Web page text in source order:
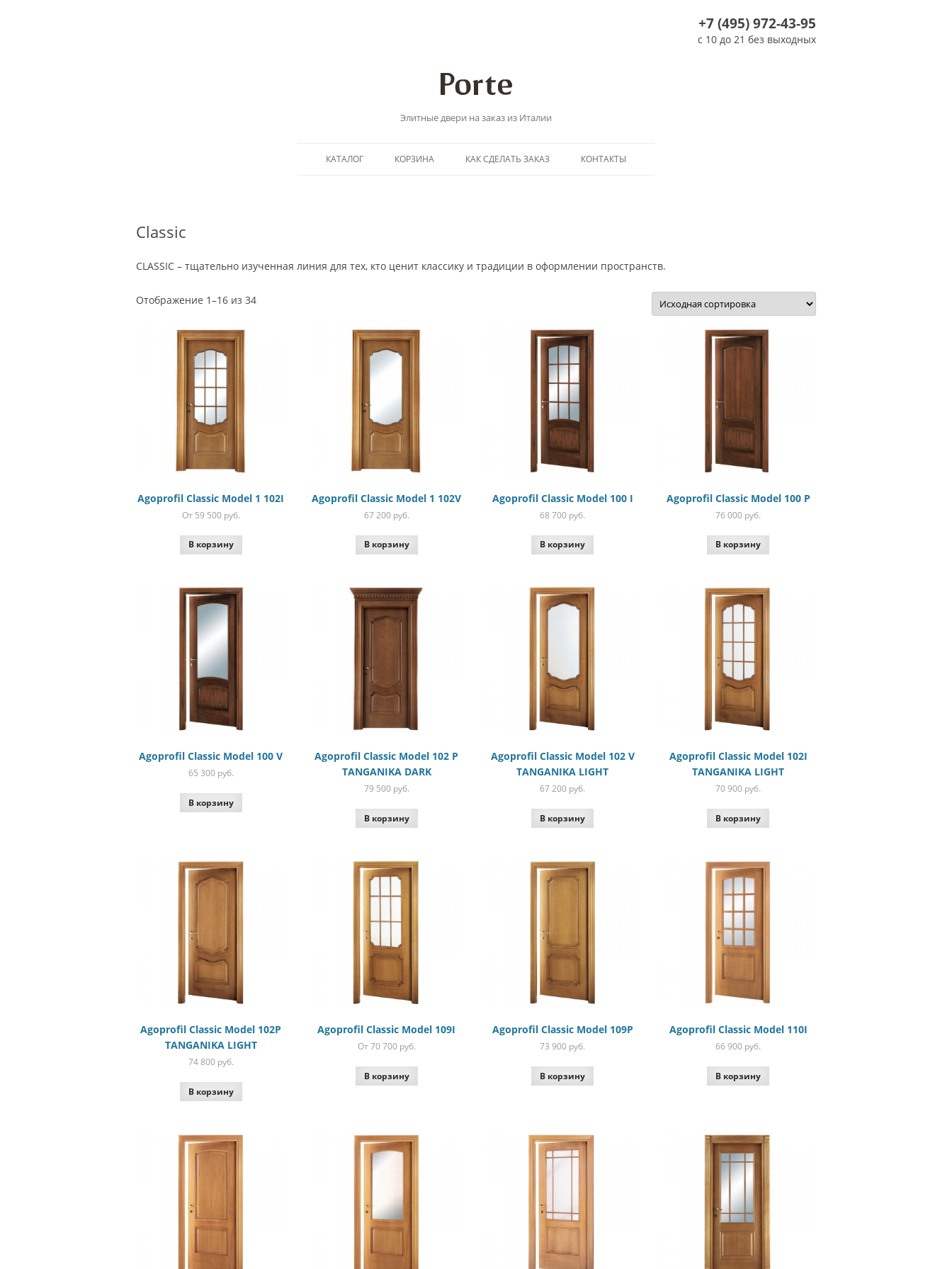
+7 (495) 972-43-95
с 10 до 21 без выходных
Элитные двери на заказ из Италии
к
КАТАЛОГ КОРЗИНА КАК СДЕЛАТЬ ЗАКАЗ КОНТАКТЫ
Classic
CLASSIC – тщательно изученная линия для тех, кто ценит классику и традиции в оформлении пространств.
Отображение 1–16 из 34
Agoprofil Classic Model 1 102I
От 59 500 руб.
В корзину
Agoprofil Classic Model 1 102V
67 200 руб.
В корзину
Agoprofil Classic Model 100 I
68 700 руб.
В корзину
Agoprofil Classic Model 100 P
76 000 руб.
В корзину
Agoprofil Classic Model 100 V
65 300 руб.
В корзину
Agoprofil Classic Model 102 P
TANGANIKA DARK
79 500 руб.
В корзину
Agoprofil Classic Model 102 V
TANGANIKA LIGHT
67 200 руб.
В корзину
Agoprofil Classic Model 102I
TANGANIKA LIGHT
70 900 руб.
В корзину
Agoprofil Classic Model 102P
TANGANIKA LIGHT
74 800 руб.
В корзину
Agoprofil Classic Model 109I
От 70 700 руб.
В корзину
Agoprofil Classic Model 109P
73 900 руб.
В корзину
Agoprofil Classic Model 110I
66 900 руб.
В корзину